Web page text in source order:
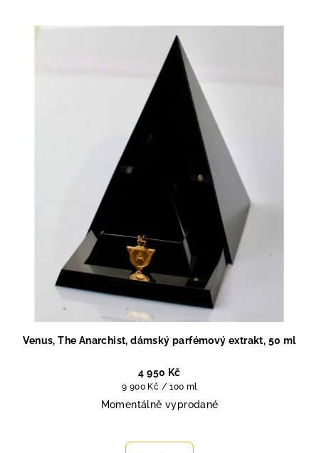
Venus, The Anarchist, dámský parfémový extrakt, 50 ml
4 950 Kč
Měrná
cena:
9 900 Kč / 100 ml
Momentálně vyprodané